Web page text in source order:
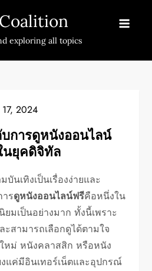
exploring all topics
2024
การดูหนังออนไลน์
นยุคดิจิทัล
นเทิงเป็นเรื่องง่ายและ
รดูหนังออนไลน์ฟรีคือหนึ่งใน
มเป็นอย่างมาก ทั้งนี้เพราะ
ะสามารถเลือกดูได้ตามใจ
หม่ หนังคลาสสิก หรือหนัง
แค่มีอินเทอร์เน็ตและอุปกรณ์